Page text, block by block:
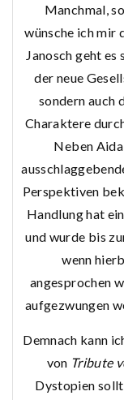
Manchmal,
wünsche ich mir
Janosch geht
der neue
sondern auch
Charaktere
Neben
Perspektiven
Handlung hat
und wurde bis
wenn
angesprochen
aufgezwungen
Demnach kann
von Tribute
Dystopien